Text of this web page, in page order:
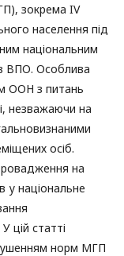
зокрема IV
населення під
національним
ВПО. Особлива
ООН з питань
незважаючи на
осіб.
на
у національне
цій статті
норм МГП